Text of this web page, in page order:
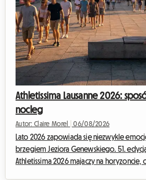
Athletissima Lausanne 2026:
nocleg
Autor: Claire Morel 06/08/2026
Lato 2026 zapowiada się niezwykle
brzegiem Jeziora Genewskiego. 51.
Athletissima 2026 majaczy na horyzoncie,